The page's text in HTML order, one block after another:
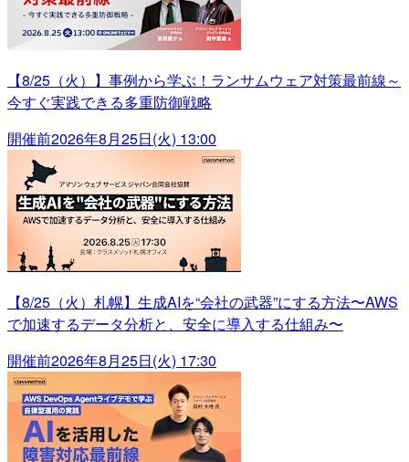
【8/25（火）】事例から学ぶ！ランサムウェア対策最前線～
今すぐ実践できる多重防御戦略
開催前2026年8月25日(火) 13:00
【8/25（火）札幌】生成AIを“会社の武器”にする方法〜AWS
で加速するデータ分析と、安全に導入する仕組み〜
開催前2026年8月25日(火) 17:30